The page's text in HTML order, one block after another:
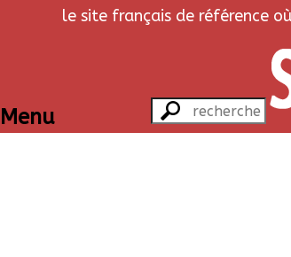
le site français de référence
Menu